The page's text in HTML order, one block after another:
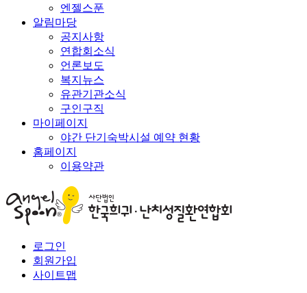
엔젤스푼
알림마당
공지사항
연합회소식
언론보도
복지뉴스
유관기관소식
구인구직
마이페이지
야간 단기숙박시설 예약 현황
홈페이지
이용약관
로그인
회원가입
사이트맵